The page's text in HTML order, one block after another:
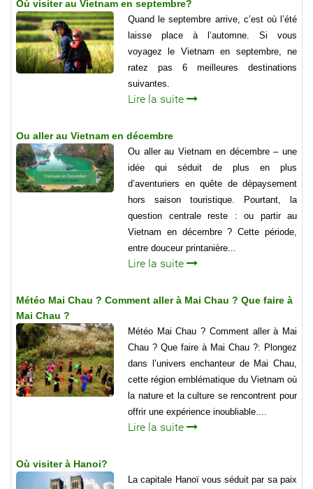
Où visiter au Vietnam en septembre?
Quand le septembre arrive, c’est où l’été
laisse place à l’automne. Si vous
voyagez le Vietnam en septembre, ne
ratez pas 6 meilleures destinations
suivantes.
Lire la suite
Ou aller au Vietnam en décembre
Ou aller au Vietnam en décembre – une
idée qui séduit de plus en plus
d’aventuriers en quête de dépaysement
hors saison touristique. Pourtant, la
question centrale reste : ou partir au
Vietnam en décembre ? Cette période,
entre douceur printanière...
Lire la suite
Météo Mai Chau ? Comment aller à Mai Chau ? Que faire à
Mai Chau ?
Météo Mai Chau ? Comment aller à Mai
Chau ? Que faire à Mai Chau ?: Plongez
dans l’univers enchanteur de Mai Chau,
cette région emblématique du Vietnam où
la nature et la culture se rencontrent pour
offrir une expérience inoubliable....
Lire la suite
Où visiter à Hanoi?
La capitale Hanoï vous séduit par sa paix